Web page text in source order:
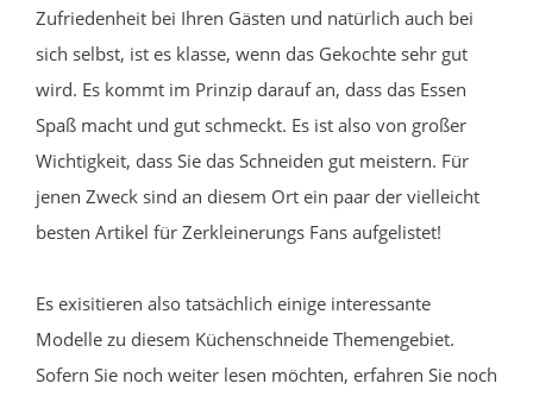
Zufriedenheit bei Ihren Gästen und natürlich auch bei
sich selbst, ist es klasse, wenn das Gekochte sehr gut
wird. Es kommt im Prinzip darauf an, dass das Essen
Spaß macht und gut schmeckt. Es ist also von großer
Wichtigkeit, dass Sie das Schneiden gut meistern. Für
jenen Zweck sind an diesem Ort ein paar der vielleicht
besten Artikel für Zerkleinerungs Fans aufgelistet!
Es exisitieren also tatsächlich einige interessante
Modelle zu diesem Küchenschneide Themengebiet.
Sofern Sie noch weiter lesen möchten, erfahren Sie noch